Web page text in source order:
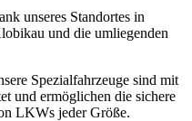
unseres Standortes in
und die umliegenden
Spezialfahrzeuge sind mit
und ermöglichen die sichere
LKWs jeder Größe.